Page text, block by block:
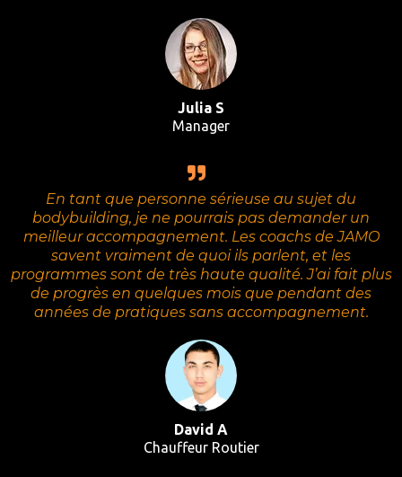
Julia S
Manager
En tant que personne sérieuse au sujet du
bodybuilding, je ne pourrais pas demander un
meilleur accompagnement. Les coachs de JAMO
savent vraiment de quoi ils parlent, et les
programmes sont de très haute qualité. J’ai fait plus
de progrès en quelques mois que pendant des
années de pratiques sans accompagnement.
David A
Chauffeur Routier